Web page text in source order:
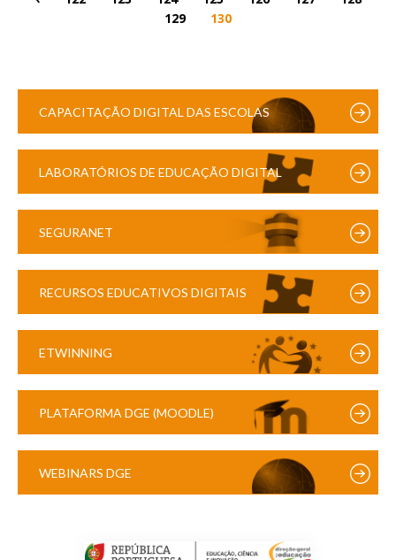
129
130
CAPACITAÇÃO DIGITAL DAS ESCOLAS
LABORATÓRIOS DE EDUCAÇÃO DIGITAL
SEGURANET
RECURSOS EDUCATIVOS DIGITAIS
ETWINNING
PLATAFORMA DGE (MOODLE)
WEBINARS DGE